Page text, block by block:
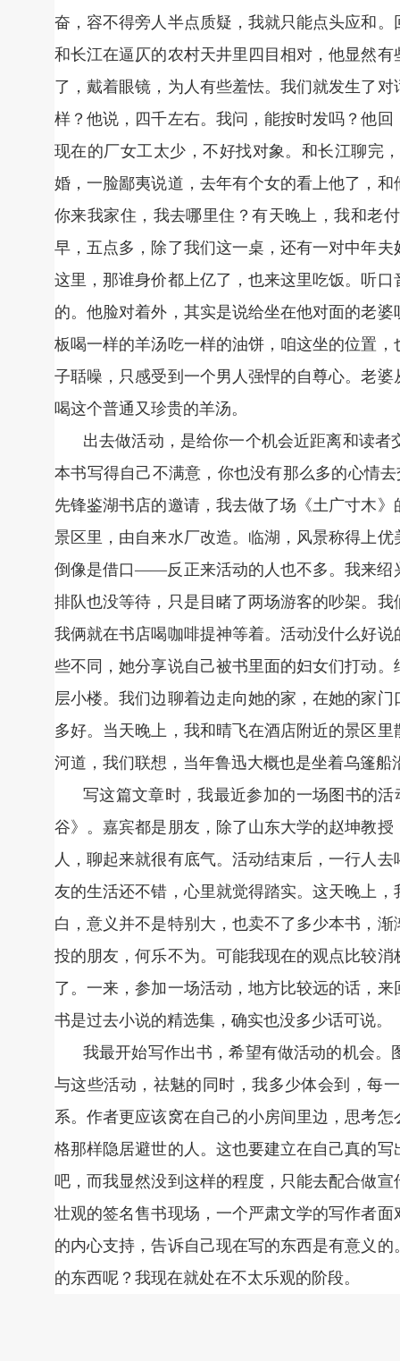
奋，容不得旁人半点质疑，我就只能点头应和
和长江在逼仄的农村天井里四目相对，他显然
了，戴着眼镜，为人有些羞怯。我们就发生了
样？他说，四千左右。我问，能按时发吗？他
现在的厂女工太少，不好找对象。和长江聊完
婚，一脸鄙夷说道，去年有个女的看上他了，
你来我家住，我去哪里住？有天晚上，我和老
早，五点多，除了我们这一桌，还有一对中年
这里，那谁身价都上亿了，也来这里吃饭。听
的。他脸对着外，其实是说给坐在他对面的老
板喝一样的羊汤吃一样的油饼，咱这坐的位置
子聒噪，只感受到一个男人强悍的自尊心。老
喝这个普通又珍贵的羊汤。
出去做活动，是给你一个机会近距离和读
本书写得自己不满意，你也没有那么多的心情
先锋鉴湖书店的邀请，我去做了场《土广寸木
景区里，由自来水厂改造。临湖，风景称得上
倒像是借口——反正来活动的人也不多。我来绍
排队也没等待，只是目睹了两场游客的吵架。
我俩就在书店喝咖啡提神等着。活动没什么好
些不同，她分享说自己被书里面的妇女们打动
层小楼。我们边聊着边走向她的家，在她的家
多好。当天晚上，我和晴飞在酒店附近的景区
河道，我们联想，当年鲁迅大概也是坐着乌篷船
写这篇文章时，我最近参加的一场图书的
谷》。嘉宾都是朋友，除了山东大学的赵坤教
人，聊起来就很有底气。活动结束后，一行人
友的生活还不错，心里就觉得踏实。这天晚上
白，意义并不是特别大，也卖不了多少本书，
投的朋友，何乐不为。可能我现在的观点比较
了。一来，参加一场活动，地方比较远的话，
书是过去小说的精选集，确实也没多少话可说。
我最开始写作出书，希望有做活动的机会
与这些活动，祛魅的同时，我多少体会到，每
系。作者更应该窝在自己的小房间里边，思考
格那样隐居避世的人。这也要建立在自己真的
吧，而我显然没到这样的程度，只能去配合做
壮观的签名售书现场，一个严肃文学的写作者
的内心支持，告诉自己现在写的东西是有意义
的东西呢？我现在就处在不太乐观的阶段。